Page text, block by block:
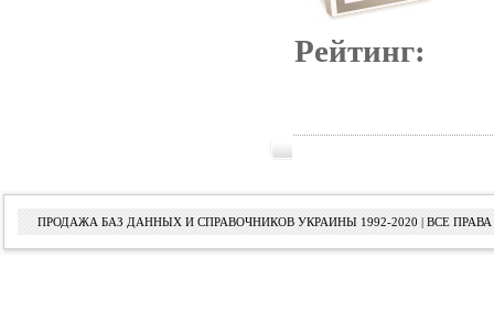
Рейтинг:
ПРОДАЖА БАЗ ДАННЫХ И СПРАВОЧНИКОВ УКРАИНЫ 1992-2020 | ВСЕ